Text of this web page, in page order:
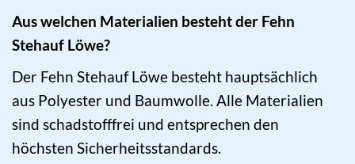
Aus welchen Materialien besteht der Fehn
Stehauf Löwe?
Der Fehn Stehauf Löwe besteht hauptsächlich
aus Polyester und Baumwolle. Alle Materialien
sind schadstofffrei und entsprechen den
höchsten Sicherheitsstandards.